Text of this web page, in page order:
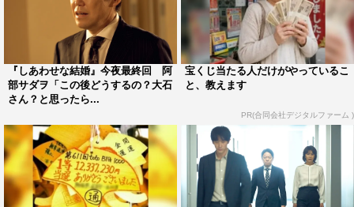
Dragon-』シリーズ（2006～2014年）以来、約11年ぶり
阿部との共演について、佐々木は「阿部さんとご一緒する
のは11年ぶりくらいで、すごく楽しみにして臨みました。
撮影シーンは核心を突きながらも愉快なやりとりで、心地
良い現場でした。終わった後、『もっと出たかったなあ
～』と思って帰りました（笑）」と大喜び。阿部は「蔵之
介さんが『1日だけスケジュールが空いた』と言ってわざ
わざ京都から駆け付けてくださってありがたかったで
『しあわせな結婚』今夜最終回 阿
部サダヲ「この後どうするの？大石
さん？と思ったら...
宝くじ当たる人だけがやっているこ
と、教えます
PR(合同会社デジタルファーム )